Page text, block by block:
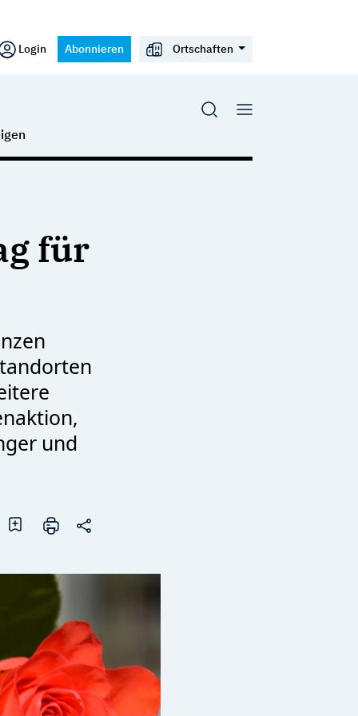
Login Abonnieren Ortschaften
für
und